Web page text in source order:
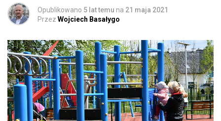
Opublikowano 5 lat temu na 21 maja 2021
Przez Wojciech Basałygo